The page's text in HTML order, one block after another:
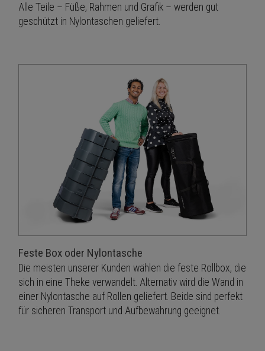
Alle Teile – Füße, Rahmen und Grafik – werden gut
geschützt in Nylontaschen geliefert.
Feste Box oder Nylontasche
Die meisten unserer Kunden wählen die feste Rollbox, die
sich in eine Theke verwandelt. Alternativ wird die Wand in
einer Nylontasche auf Rollen geliefert. Beide sind perfekt
für sicheren Transport und Aufbewahrung geeignet.